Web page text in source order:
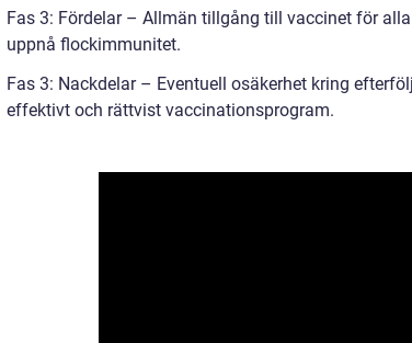
Fas 3: Fördelar – Allmän tillgång till vaccinet för
uppnå flockimmunitet.
Fas 3: Nackdelar – Eventuell osäkerhet kring
effektivt och rättvist vaccinationsprogram.